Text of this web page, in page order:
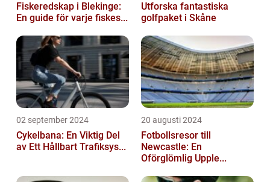
Fiskeredskap i Blekinge:
En guide för varje fiskes...
Utforska fantastiska
golfpaket i Skåne
02 september 2024
Cykelbana: En Viktig Del
av Ett Hållbart Trafiksys...
20 augusti 2024
Fotbollsresor till
Newcastle: En
Oförglömlig Upple...